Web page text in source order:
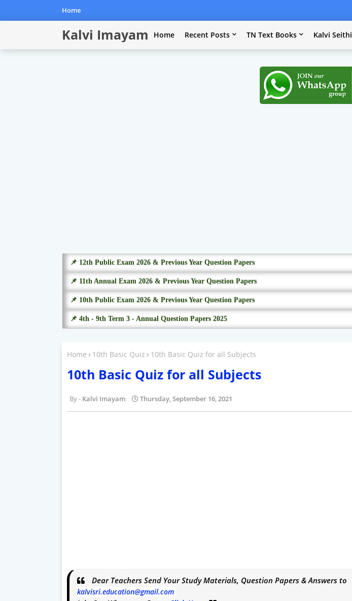
Home
Kalvi Imayam Home Recent Posts TN Text Books Kalvi Seithi
📌 12th Public Exam 2026 & Previous Year Question Papers
📌 11th Annual Exam 2026 & Previous Year Question Papers
📌 10th Public Exam 2026 & Previous Year Question Papers
📌 4th - 9th Term 3 - Annual Question Papers 2025
Home 10th Basic Quiz 10th Basic Quiz for all Subjects
10th Basic Quiz for all Subjects
Kalvi Imayam Thursday, September 16, 2021
Dear Teachers Send Your Study Materials, Question Papers & Answers to
kalvisri.education@gmail.com